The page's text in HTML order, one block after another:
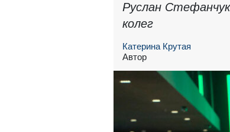
Руслан Стефанчук
колег
Катерина Крутая
Автор